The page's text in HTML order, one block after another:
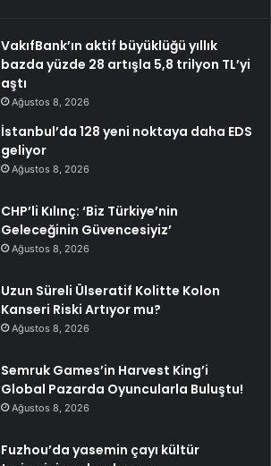
VakıfBank’ın aktif büyüklüğü yıllık
bazda yüzde 28 artışla 5,8 trilyon TL’yi
aştı
Ağustos 8, 2026
İstanbul’da 128 yeni noktaya daha EDS
geliyor
Ağustos 8, 2026
CHP’li Kılınç: ‘Biz Türkiye’nin
Geleceğinin Güvencesiyiz’
Ağustos 8, 2026
Uzun Süreli Ülseratif Kolitte Kolon
Kanseri Riski Artıyor mu?
Ağustos 8, 2026
Semruk Games’in Harvest King’i
Global Pazarda Oyuncularla Buluştu!
Ağustos 8, 2026
Fuzhou’da yasemin çayı kültür